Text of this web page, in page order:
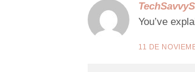
You’ve
11 DE